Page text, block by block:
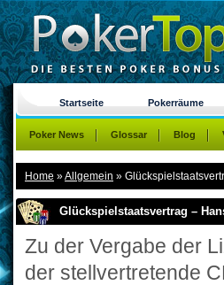
Home »Allgemein »
Glückspielstaatsvertrag –
Zu der Vergabe der
der stellvertretende
Startseite Pokerräume
Poker News Glossar Blog